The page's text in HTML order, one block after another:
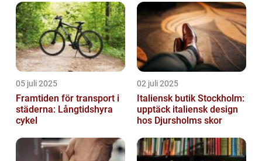
05 juli 2025
Framtiden för transport i
städerna: Långtidshyra
cykel
02 juli 2025
Italiensk butik Stockholm:
upptäck italiensk design
hos Djursholms skor